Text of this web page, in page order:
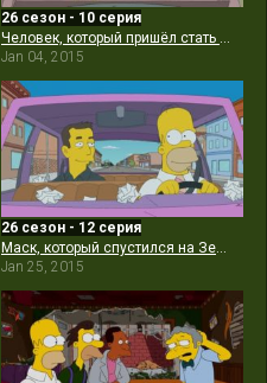
26 сезон - 10 серия
Человек, который пришёл стать ужином
Jan 04, 2015
26 сезон - 12 серия
Маск, который спустился на Землю
Jan 25, 2015